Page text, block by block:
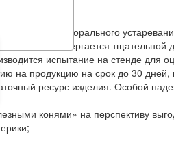
морального
подвергается
испытание на стенде для
на продукцию на срок до 30
ресурс изделия. Особой
конями» на перспективу